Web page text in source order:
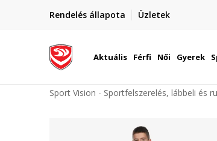
Rendelés állapota Üzletek
Szállítás Magyarország
Aktuális Férfi Női Gyerek
Sport Vision - Sportfelszerelés, lábbeli és